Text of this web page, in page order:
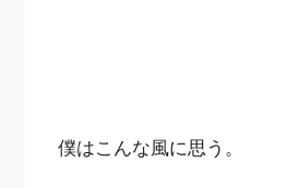
僕はこんな風に思う。